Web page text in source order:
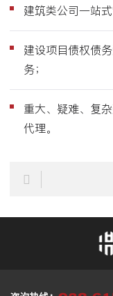
建筑类公司一站
建设项目债权债
务；
重大、疑难、复
代理。